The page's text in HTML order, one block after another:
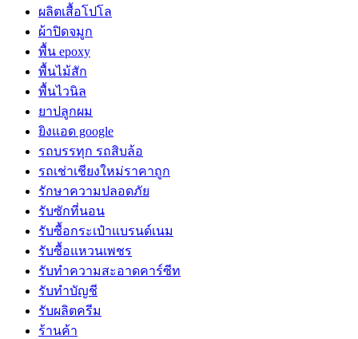
ผลิตเสื้อโปโล
ผ้าปิดจมูก
พื้น epoxy
พื้นไม้สัก
พื้นไวนิล
ยาปลูกผม
ยิงแอด google
รถบรรทุก รถสิบล้อ
รถเช่าเชียงใหม่ราคาถูก
รักษาความปลอดภัย
รับซักที่นอน
รับซื้อกระเป๋าแบรนด์เนม
รับซื้อแหวนเพชร
รับทำความสะอาดคาร์ซีท
รับทำบัญชี
รับผลิตครีม
ร้านค้า